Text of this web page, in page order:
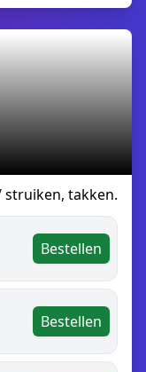
struiken, takken.
Bestellen
Bestellen